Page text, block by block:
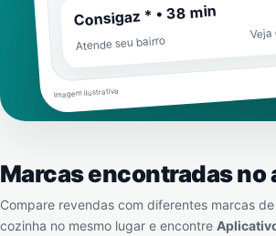
Consigaz * • 38 min
Atende seu bairro
Imagem ilustrativa
Marcas encontradas no
Compare revendas com diferentes marcas
cozinha no mesmo lugar e encontre